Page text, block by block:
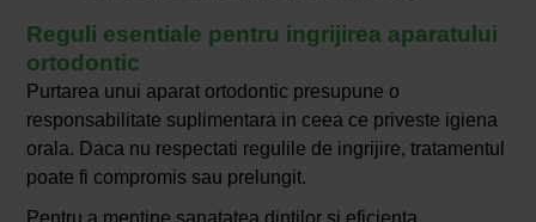
Reguli esentiale pentru ingrijirea aparatului
ortodontic
Purtarea unui aparat ortodontic presupune o
responsabilitate suplimentara in ceea ce priveste igiena
orala. Daca nu respectati regulile de ingrijire, tratamentul
poate fi compromis sau prelungit.
Pentru a mentine sanatatea dintilor si eficienta